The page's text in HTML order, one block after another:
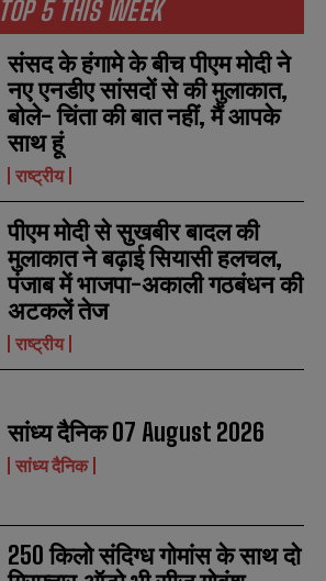
TOP 5 THIS WEEK
संसद के हंगामे के बीच पीएम मोदी ने
नए एनडीए सांसदों से की मुलाकात,
बोले- चिंता की बात नहीं, मैं आपके
साथ हूं
राष्ट्रीय
पीएम मोदी से सुखबीर बादल की
मुलाकात ने बढ़ाई सियासी हलचल,
पंजाब में भाजपा-अकाली गठबंधन की
अटकलें तेज
राष्ट्रीय
सांध्य दैनिक 07 August 2026
सांध्य दैनिक
250 किलो संदिग्ध गोमांस के साथ दो